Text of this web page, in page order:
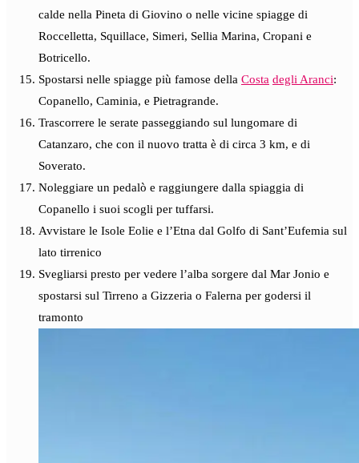
calde nella Pineta di Giovino o nelle vicine spiagge di
Roccelletta, Squillace, Simeri, Sellia Marina, Cropani e
Botricello.
Spostarsi nelle spiagge più famose della Costa degli Aranci:
Copanello, Caminia, e Pietragrande.
Trascorrere le serate passeggiando sul lungomare di
Catanzaro, che con il nuovo tratta è di circa 3 km, e di
Soverato.
Noleggiare un pedalò e raggiungere dalla spiaggia di
Copanello i suoi scogli per tuffarsi.
Avvistare le Isole Eolie e l’Etna dal Golfo di Sant’Eufemia sul
lato tirrenico
Svegliarsi presto per vedere l’alba sorgere dal Mar Jonio e
spostarsi sul Tirreno a Gizzeria o Falerna per godersi il
tramonto